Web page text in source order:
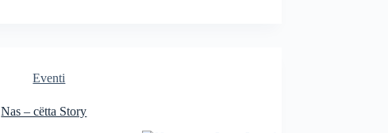
Eventi
Nas – cëtta Story